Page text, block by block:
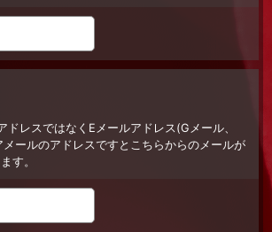
ドレスではなくEメールアドレス(Gメール、
ールのアドレスですとこちらからのメールが
す。